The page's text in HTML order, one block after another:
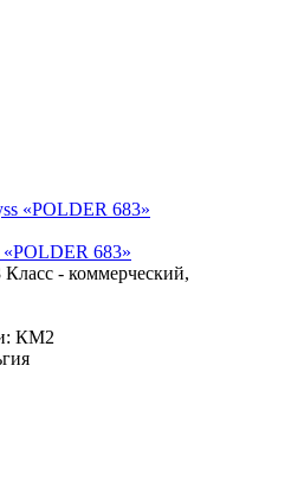
683»
Класс - коммерческий,
КМ2